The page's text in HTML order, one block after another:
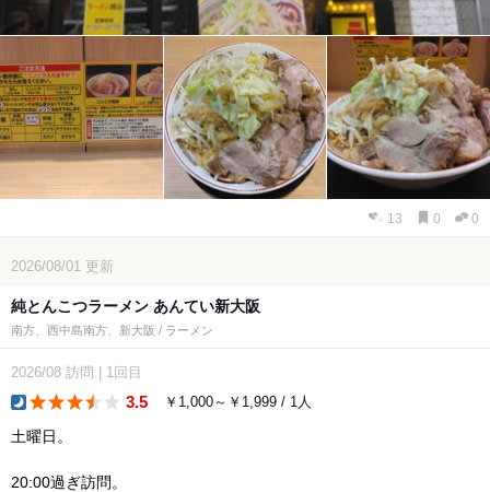
13 0 0
2026/08/01 更新
純とんこつラーメン あんてい新大阪
南方、西中島南方、新大阪 / ラーメン
2026/08 訪問 1回目
3.5 ￥1,000～￥1,999 / 1人
土曜日。
20:00過ぎ訪問。